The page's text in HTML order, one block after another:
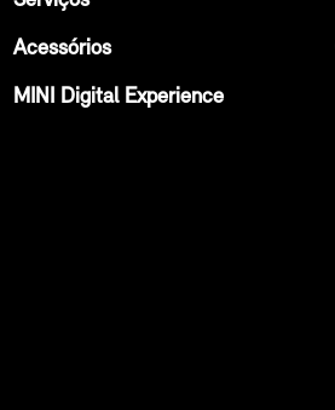
Acessórios
MINI Digital Experience